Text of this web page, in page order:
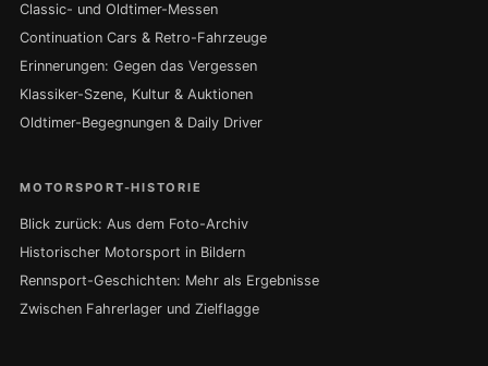
Classic- und Oldtimer-Messen
Continuation Cars & Retro-Fahrzeuge
Erinnerungen: Gegen das Vergessen
Klassiker-Szene, Kultur & Auktionen
Oldtimer-Begegnungen & Daily Driver
MOTORSPORT-HISTORIE
Blick zurück: Aus dem Foto-Archiv
Historischer Motorsport in Bildern
Rennsport-Geschichten: Mehr als Ergebnisse
Zwischen Fahrerlager und Zielflagge